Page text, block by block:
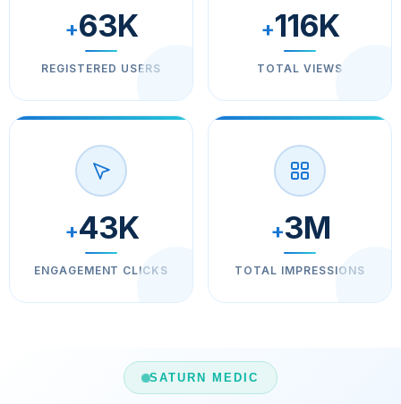
+63K
REGISTERED USERS
+116K
TOTAL VIEWS
+43K
ENGAGEMENT CLICKS
+3M
TOTAL IMPRESSIONS
SATURN MEDIC